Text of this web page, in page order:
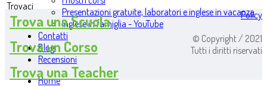
Presentazioni gratuite, laboratori e inglese in vacanza
Inglese in famiglia - YouTube
Contatti
Blog
Recensioni
Home
Trovaci
Trova una Scuola
Trova un Corso
Trova una Teacher
Policy
© Copyright / 2021
Tutti i diritti riservati